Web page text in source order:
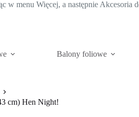
w menu Więcej, a następnie Akcesoria
Balony foliowe
cm) Hen Night!